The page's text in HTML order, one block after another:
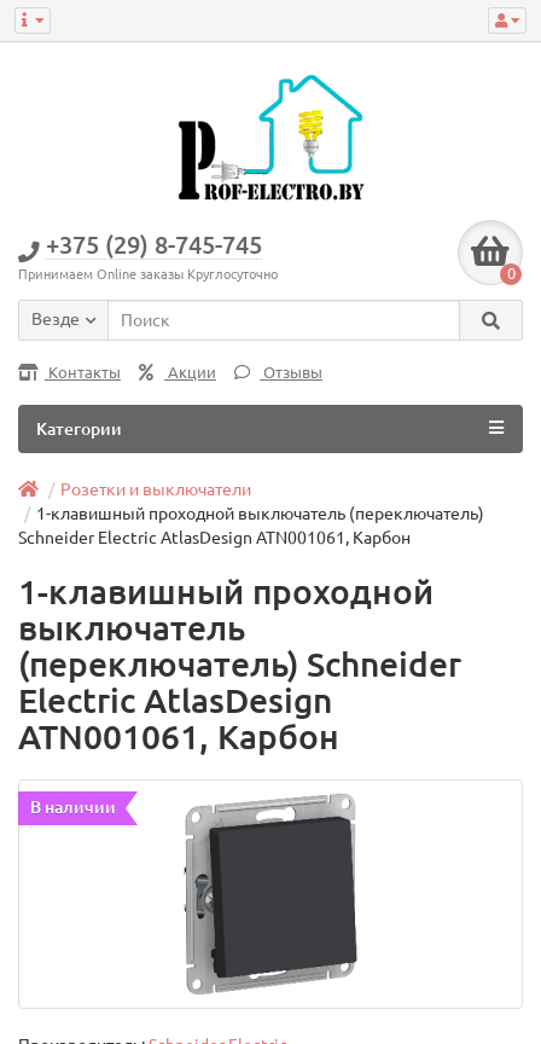
+375 (29) 8-745-745
Принимаем Online заказы Круглосуточно 0
Везде
Контакты Акции Отзывы
Категории
Розетки и выключатели
1-клавишный проходной выключатель (переключатель)
Schneider Electric AtlasDesign ATN001061, Карбон
1-клавишный проходной
выключатель
(переключатель) Schneider
Electric AtlasDesign
ATN001061, Карбон
В наличии